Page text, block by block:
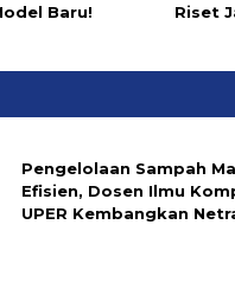
Baru!
Riset
Pengelolaan Sampah
Efisien, Dosen Ilmu
UPER Kembangkan